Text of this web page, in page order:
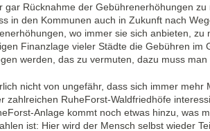
gar Rücknahme der Gebührenerhöhungen
in den Kommunen auch in Zukunft nach
wo immer sie sich anbieten, zu
Finanzlage vieler Städte die Gebühren im
werden, das zu vermuten, dazu muss man
nicht von ungefähr, dass sich immer mehr
zahlreichen RuheForst-Waldfriedhöfe
Anlage kommt noch etwas hinzu, was
ist: Hier wird der Mensch selbst wieder